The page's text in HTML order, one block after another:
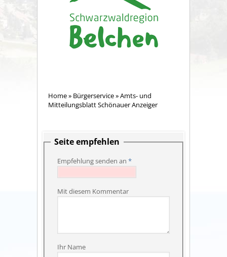
Home» Bürgerservice»Amts- und
Mitteilungsblatt Schönauer Anzeiger
Seite empfehlen
Empfehlung senden an *
Mit diesem Kommentar
Ihr Name